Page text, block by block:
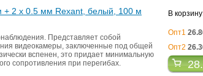
+ 2 x 0.5 мм Rexant, белый, 100 м
Представляет собой
видеокамеры, заключенные под общей
вспенен, это придает минимальную
сопротивления при перегибах.
В
Опт1
Опт2